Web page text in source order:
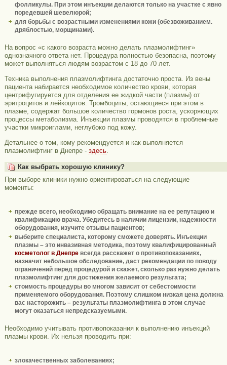
фолликулы. При этом инъекции делаются только на участке с явно
поредевшей шевелюрой;
для борьбы с возрастными изменениями кожи (обезвоживанием.
дряблостью, морщинами).
На вопрос «с какого возраста можно делать плазмолифтинг»
однозначного ответа нет. Процедура полностью безопасна, поэтому
может выполняться людям возрастом с 18 до 70 лет.
Техника выполнения плазмолифтинга достаточно проста. Из вены
пациента набирается необходимое количество крови, которая
центрифугируется для отделения ее жидкой части (плазмы) от
эритроцитов и лейкоцитов. Тромбоциты, остающиеся при этом в
плазме, содержат большое количество гормонов роста, ускоряющих
процессы метаболизма. Инъекции плазмы проводятся в проблемные
участки микроиглами, неглубоко под кожу.
Детальнее о том, кому рекомендуется и как выполняется
плазмолифтинг в Днепре - здесь.
Как выбрать хорошую клинику?
При выборе клиники нужно ориентироваться на следующие
моменты:
прежде всего, необходимо обращать внимание на ее репутацию и
квалификацию врача. Убедитесь в наличии лицензии, надежности
оборудования, изучите отзывы пациентов;
выберите специалиста, которому сможете доверять. Инъекции
плазмы – это инвазивная методика, поэтому квалифицированный
косметолог в Днепревсегда расскажет о противопоказаниях,
назначит небольшое обследование, даст рекомендации по поводу
ограничений перед процедурой и скажет, сколько раз нужно делать
плазмолифтинг для достижения желаемого результата;
стоимость процедуры во многом зависит от себестоимости
применяемого оборудования. Поэтому слишком низкая цена должна
вас насторожить – результаты плазмолифтинга в этом случае
могут оказаться непредсказуемыми.
Необходимо учитывать противопоказания к выполнению инъекций
плазмы крови. Их нельзя проводить при:
злокачественных заболеваниях;